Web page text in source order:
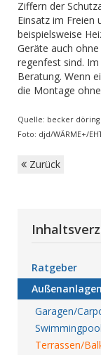
Ziffern der
Einsatz im Freien
beispielsweise
Geräte auch
regenfest sind.
Beratung. Wenn
die Montage
Quelle: becker
Foto: djd/WÄRME+/
Zurück
Ratgeber
Außenanlagen
Garagen/
Swimmingpool
Terrassen/